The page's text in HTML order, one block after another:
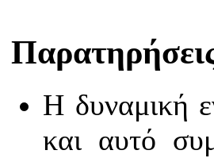
Η δυναμική
και αυτό